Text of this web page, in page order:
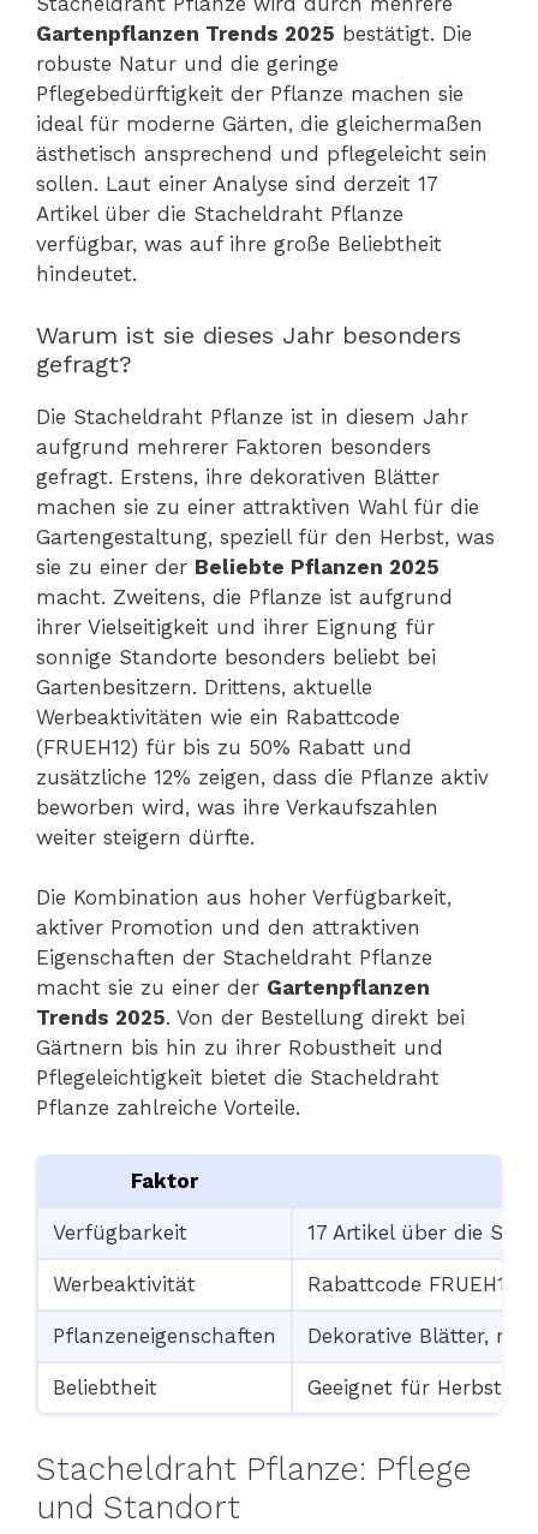
Gartenpflanzen Trends 2025 bestätigt. Die
robuste Natur und die geringe
Pflegebedürftigkeit der Pflanze machen sie
ideal für moderne Gärten, die gleichermaßen
ästhetisch ansprechend und pflegeleicht sein
sollen. Laut einer Analyse sind derzeit 17
Artikel über die Stacheldraht Pflanze
verfügbar, was auf ihre große Beliebtheit
hindeutet.
Warum ist sie dieses Jahr besonders
gefragt?
Die Stacheldraht Pflanze ist in diesem Jahr
aufgrund mehrerer Faktoren besonders
gefragt. Erstens, ihre dekorativen Blätter
machen sie zu einer attraktiven Wahl für die
Gartengestaltung, speziell für den Herbst, was
sie zu einer der Beliebte Pflanzen 2025
macht. Zweitens, die Pflanze ist aufgrund
ihrer Vielseitigkeit und ihrer Eignung für
sonnige Standorte besonders beliebt bei
Gartenbesitzern. Drittens, aktuelle
Werbeaktivitäten wie ein Rabattcode
(FRUEH12) für bis zu 50% Rabatt und
zusätzliche 12% zeigen, dass die Pflanze aktiv
beworben wird, was ihre Verkaufszahlen
weiter steigern dürfte.
Die Kombination aus hoher Verfügbarkeit,
aktiver Promotion und den attraktiven
Eigenschaften der Stacheldraht Pflanze
macht sie zu einer der Gartenpflanzen
Trends 2025. Von der Bestellung direkt bei
Gärtnern bis hin zu ihrer Robustheit und
Pflegeleichtigkeit bietet die Stacheldraht
Pflanze zahlreiche Vorteile.
Faktor
Verfügbarkeit 17 Artikel über die
Werbeaktivität Rabattcode FRUEH12
Pflanzeneigenschaften Dekorative Blätter,
Beliebtheit Geeignet für
Stacheldraht Pflanze: Pflege
und Standort